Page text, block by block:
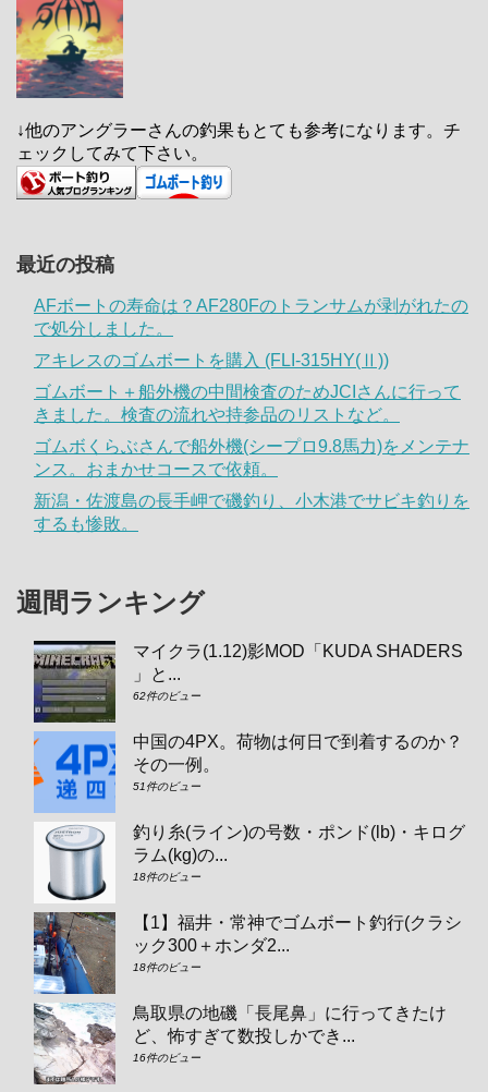
↓他のアングラーさんの釣果もとても参考になります。チ
ェックしてみて下さい。
最近の投稿
AFボートの寿命は？AF280Fのトランサムが剥がれたの
で処分しました。
アキレスのゴムボートを購入 (FLI-315HY(Ⅱ))
ゴムボート＋船外機の中間検査のためJCIさんに行って
きました。検査の流れや持参品のリストなど。
ゴムボくらぶさんで船外機(シープロ9.8馬力)をメンテナ
ンス。おまかせコースで依頼。
新潟・佐渡島の長手岬で磯釣り、小木港でサビキ釣りを
するも惨敗。
週間ランキング
マイクラ(1.12)影MOD「KUDA SHADERS
」と...
62件のビュー
中国の4PX。荷物は何日で到着するのか？
その一例。
51件のビュー
釣り糸(ライン)の号数・ポンド(lb)・キログ
ラム(kg)の...
18件のビュー
【1】福井・常神でゴムボート釣行(クラシ
ック300＋ホンダ2...
18件のビュー
鳥取県の地磯「長尾鼻」に行ってきたけ
ど、怖すぎて数投しかでき...
16件のビュー